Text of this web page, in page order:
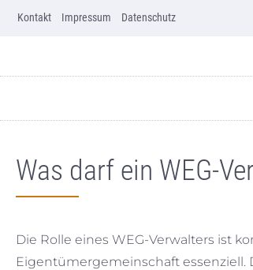
Skip to content
Kontakt Impressum Datenschutz
Was darf ein WEG-
Die Rolle eines WEG-Verwalters ist
Eigentümergemeinschaft essenziell.